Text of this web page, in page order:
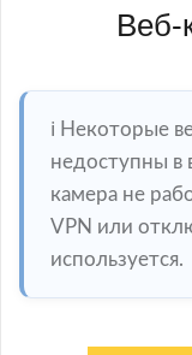
Веб-
ℹ️ Некоторые
недоступны в
камера не
VPN или
используется.